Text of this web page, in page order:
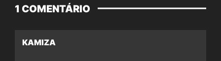
1 COMENTÁRIO
KAMIZA